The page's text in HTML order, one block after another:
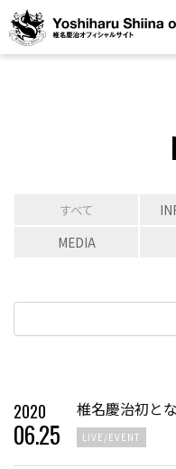
すべて
MEDIA
2020
06.25
椎名慶治初と
LIVE/EVENT